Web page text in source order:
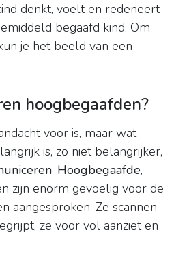
denkt, voelt en redeneert
begaafd kind. Om
je het beeld van een
hoogbegaafden?
voor is, maar wat
is, zo niet belangrijker,
. Hoogbegaafde,
zijn enorm gevoelig voor de
aangesproken. Ze scannen
ze voor vol aanziet en